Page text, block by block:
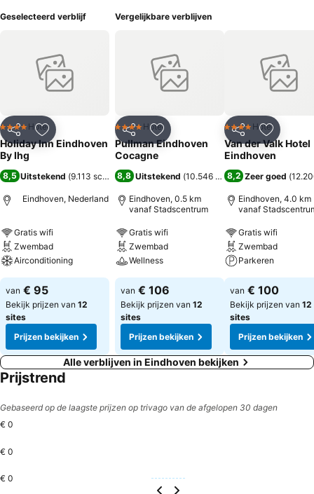
Daarnaast bezit het hotel ook een mini gym en binnenzwembad.
Geselecteerd verblijf
Delen Toevoegen aan favorieten
4 SterrenHotel
Holiday Inn Eindhoven
By Ihg
8,5 Uitstekend (9.113 scores)
Eindhoven, Nederland
Gratis wifi
Zwembad
Airconditioning
van € 95
Bekijk prijzen van 12
sites
Prijzen bekijken
Vergelijkbare verblijven
Delen Toevoegen aan favorieten
4 SterrenHotel
Pullman Eindhoven
Cocagne
8,8 Uitstekend (10.546 scores)
Eindhoven, 0.5 km
vanaf Stadscentrum
Gratis wifi
Zwembad
Wellness
van € 106
Bekijk prijzen van 12
sites
Prijzen bekijken
Delen
4 SterrenHotel
Van der Valk Hotel
Eindhoven
8,2 Zeer goed (
Eindhoven, 4.0 km
vanaf
Gratis wifi
Zwembad
Parkeren
van € 100
Bekijk prijzen van 12
sites
Prijzen bekijken
Alle verblijven in Eindhoven bekijken
Prijstrend
Gebaseerd op de laagste prijzen op trivago van de afgelopen 30 dagen
€ 0
€ 0
€ 0